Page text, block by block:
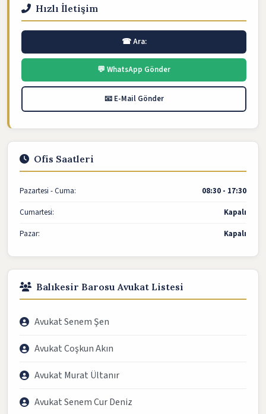
Hızlı İletişim
☎ Ara:
💬 WhatsApp Gönder
📧 E-Mail Gönder
Ofis Saatleri
Pazartesi - Cuma:
08:30 - 17:30
Cumartesi:
Kapalı
Pazar:
Kapalı
Balıkesir Barosu Avukat Listesi
Avukat Senem Şen
Avukat Coşkun Akın
Avukat Murat Ültanır
Avukat Senem Cur Deniz